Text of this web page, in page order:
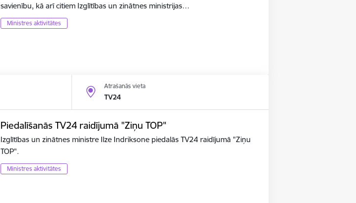
savienību, kā arī citiem Izglītības un zinātnes ministrijas…
Ministres aktivitātes
Atrašanās vieta
TV24
Piedalīšanās TV24 raidījumā "Ziņu TOP"
Izglītības un zinātnes ministre Ilze Indriksone piedalās TV24 raidījumā "Ziņu
TOP".
Ministres aktivitātes